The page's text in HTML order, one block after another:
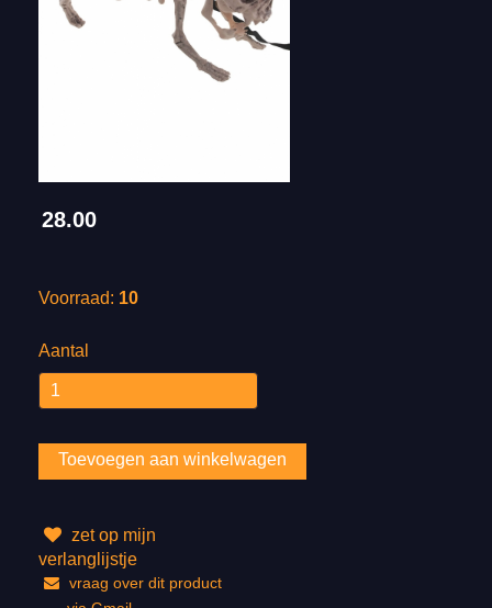
28.00
Voorraad: 10
Aantal
zet op mijn
verlanglijstje
vraag over dit product